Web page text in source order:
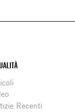
Recenti